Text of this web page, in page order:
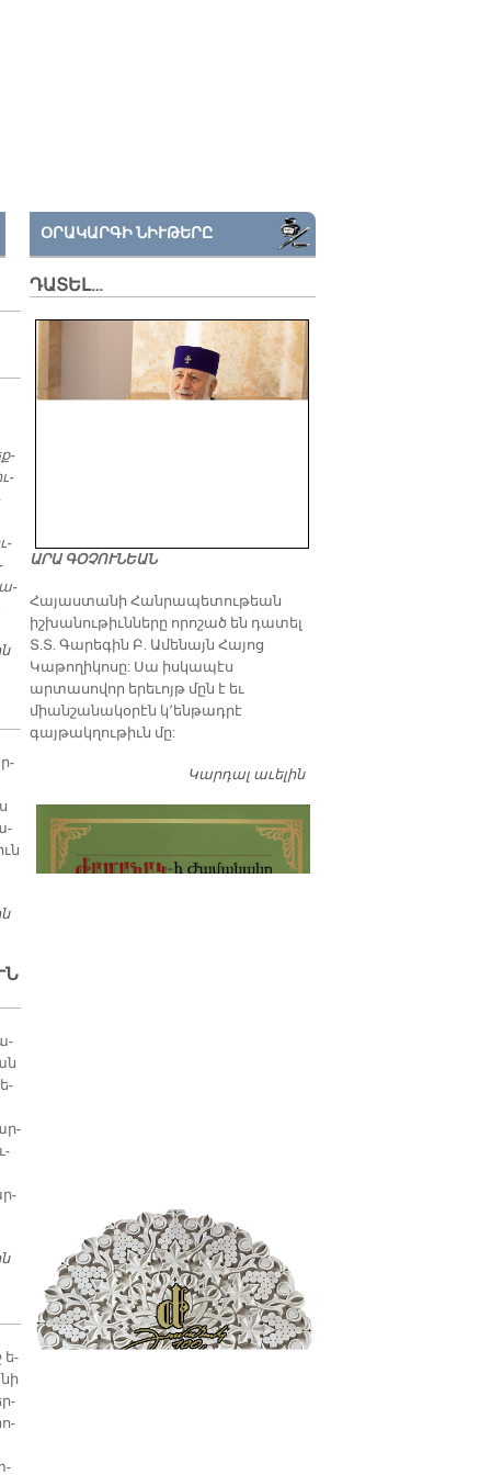
ՁԱԽՈՂԱԾ ՀԱՄԱՁԱՅՆՈՒԹԵԱՆ ՆԱԽԱԳԾԻՆ ԲՈՎԱՆԴԱԿՈՒԹԻՒՆԸ
ԳԱՏԸԳԻՒՂԻ ՄԷՋ ՓԱՅԼՈՒՆ ՀԱՆԴԷՍ
ՄԷՐԱՄԷԹՃԵԱՆ ՎԱՐԺԱՐԱՆԻ ՍԱՆԵՐՈՒՆ ՀԵՐԹԱԿԱՆ ՓԱՅԼՈՒՆ
ՅԱՋՈՂՈԹԻՒՆԸ ՃԱՏՐԱԿԻ ՄԷՋ
ե­
ՕՐԱԿԱՐԳԻ ՆԻՒԹԵՐԸ
ԴԱՏԵԼ…
ԱՐԱ ԳՕՉՈՒՆԵԱՆ
​Հայաստանի Հանրապետութեան
իշխանութիւնները որոշած են դատել
Տ.Տ. Գարեգին Բ. Ամենայն Հայոց
Կաթողիկոսը: Սա իսկապէս
արտասովոր երեւոյթ մըն է եւ
միանշանակօրէն կ՚ենթադրէ
գայթակղութիւն մը:
Կարդալ աւելինԴատել…